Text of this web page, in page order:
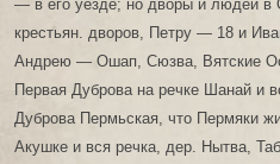
— в его уезде; но дворы и людей
крестьян. дворов, Петру — 18 и
Андрею — Ошап, Сюзва, Вятские
Первая Дуброва на речке Шанай и
Дуброва Пермьская, что Пермяки
Акушке и вся речка, дер. Нытва,